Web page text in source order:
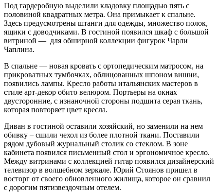
Под гардеробную выделили кладовку площадью пять с
половиной квадратных метра. Она примыкает к спальне.
Здесь предусмотрены штанги для одежды, множество полок,
ящики с доводчиками. В гостиной появился шкаф с большой
витриной — для обширной коллекции фигурок Чарли
Чаплина.
В спальне — новая кровать с ортопедическим матросом, на
прикроватных тумбочках, облицованных шпоном вишни,
появились лампы. Кресло работы итальянских мастеров в
стиле арт-декор обито велюром. Портьеры на окнах
двусторонние, с изнаночной стороны подшита серая ткань,
которая повторяет цвет кресла.
Диван в гостиной оставили хозяйский, но заменили на нем
обивку – сшили чехол из более плотной ткани. Поставили
рядом дубовый журнальный столик со стеклом. В зоне
кабинета появился письменный стол и эргономичное кресло.
Между витринами с коллекцией гитар появился дизайнерский
телевизор в волшебном зеркале. Юрий Стоянов пришел в
восторг от своего обновленного жилища, которое он сравнил
с дорогим пятизвездочным отелем.